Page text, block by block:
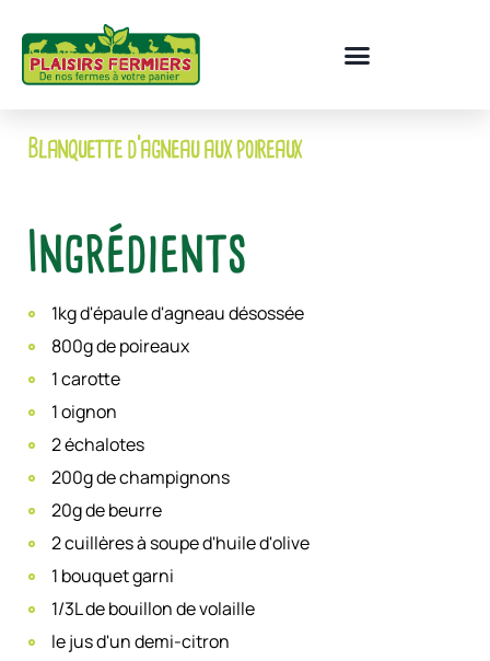
Blanquette d'agneau aux poireaux
Ingrédients
1kg d'épaule d'agneau désossée
800g de poireaux
1 carotte
1 oignon
2 échalotes
200g de champignons
20g de beurre
2 cuillères à soupe d'huile d'olive
1 bouquet garni
1/3L de bouillon de volaille
le jus d'un demi-citron